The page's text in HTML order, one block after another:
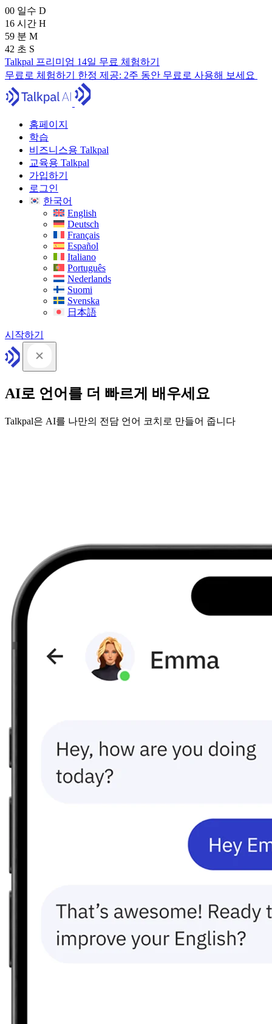
00 일수 D
16 시간 H
59 분 M
40 초 S
Talkpal 프리미엄 14일 무료 체험하기
무료로 체험하기 한정 제공: 2주 동안 무료로 사용해 보세요
홈페이지
학습
비즈니스용 Talkpal
교육용 Talkpal
가입하기
로그인
한국어
English
Deutsch
Français
Español
Italiano
Português
Nederlands
Suomi
Svenska
日本語
시작하기
AI로 언어를 더 빠르게 배우세요
Talkpal은 AI를 나만의 전담 언어 코치로 만들어 줍니다